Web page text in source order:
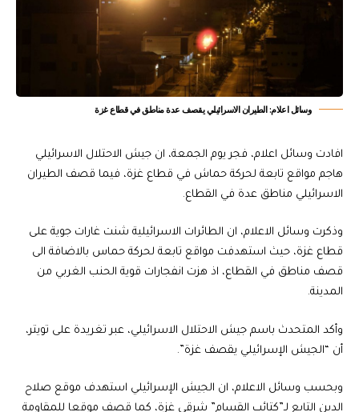
وسائل اعلام: الطيران الاسرائيلي يقصف عدة مناطق في قطاع غزة
افادت وسائل اعلام، فجر يوم الجمعة، ان جيش الاحتلال الاسرائيلي
هاجم مواقع تابعة لحركة حماش في قطاع غزة، فيما قصف الطيران
الاسرائيلي مناطق عدة في القطاع.
وذكرت وسائل الاعلام، ان الطائرات الاسرائيلية شنت غارات جوية على
قطاع غزة، حيث استهدفت مواقع تابعة لحركة حماس بالاضافة الى
قصف مناطق في القطاع، اذ هزت انفجارات قوية الحنب الغربي من
المدينة.
وأكد المتحدث باسم جيش الاحتلال الاسرائيلي، عبر تغريدة على تويتر،
أن “الجيش الإسرائيلي يقصف غزة”.
وبحسب وسائل الاعلام، ان الجيش الإسرائيلي استهدف موقع صلاح
الدين التابع لـ”كتائب القسام” شرقي غزة، كما قصف موقعا للمقاومة